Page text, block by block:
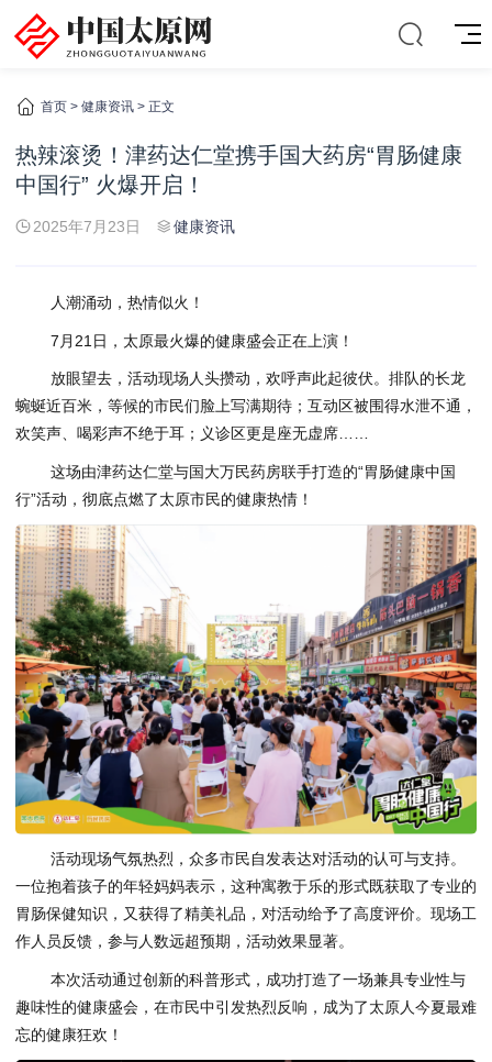
首页 > 健康资讯 > 正文
热辣滚烫！津药达仁堂携手国大药房“胃肠健康
中国行” 火爆开启！
2025年7月23日 健康资讯
人潮涌动，热情似火！
7月21日，太原最火爆的健康盛会正在上演！
放眼望去，活动现场人头攒动，欢呼声此起彼伏。排队的长龙
蜿蜒近百米，等候的市民们脸上写满期待；互动区被围得水泄不通，
欢笑声、喝彩声不绝于耳；义诊区更是座无虚席……
这场由津药达仁堂与国大万民药房联手打造的“胃肠健康中国
行”活动，彻底点燃了太原市民的健康热情！
活动现场气氛热烈，众多市民自发表达对活动的认可与支持。
一位抱着孩子的年轻妈妈表示，这种寓教于乐的形式既获取了专业的
胃肠保健知识，又获得了精美礼品，对活动给予了高度评价。现场工
作人员反馈，参与人数远超预期，活动效果显著。
本次活动通过创新的科普形式，成功打造了一场兼具专业性与
趣味性的健康盛会，在市民中引发热烈反响，成为了太原人今夏最难
忘的健康狂欢！